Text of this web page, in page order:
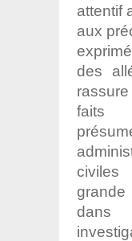
attentif
aux
des
faits
dans